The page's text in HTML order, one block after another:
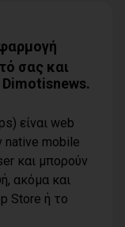
της
προς
μου να
ο Μπακογιάννης
σας και
Dimotisnews.
είναι web
native mobile
και μπορούν
ακόμα και
Store ή το